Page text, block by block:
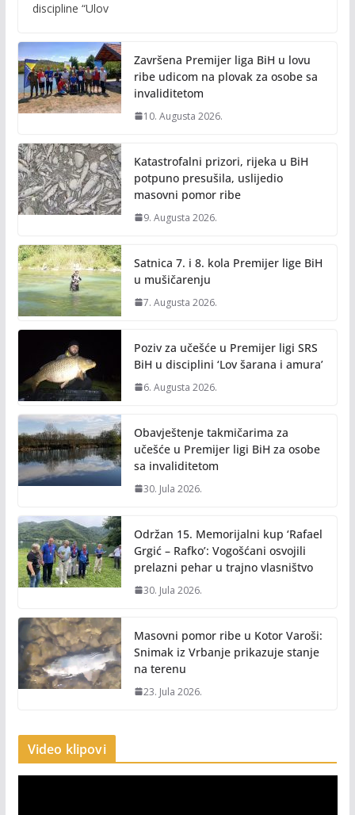
o
k
n
k
discipline “Ulov
Završena Premijer liga BiH u lovu
ribe udicom na plovak za osobe sa
invaliditetom
10. Augusta 2026.
Katastrofalni prizori, rijeka u BiH
potpuno presušila, uslijedio
masovni pomor ribe
9. Augusta 2026.
Satnica 7. i 8. kola Premijer lige BiH
u mušičarenju
7. Augusta 2026.
Poziv za učešće u Premijer ligi SRS
BiH u disciplini ‘Lov šarana i amura’
6. Augusta 2026.
Obavještenje takmičarima za
učešće u Premijer ligi BiH za osobe
sa invaliditetom
30. Jula 2026.
Održan 15. Memorijalni kup ‘Rafael
Grgić – Rafko’: Vogošćani osvojili
prelazni pehar u trajno vlasništvo
30. Jula 2026.
Masovni pomor ribe u Kotor Varoši:
Snimak iz Vrbanje prikazuje stanje
na terenu
23. Jula 2026.
Video klipovi